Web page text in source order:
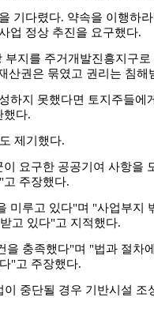
기다렸다. 약속을 이행하
업 정상 추진을 요구했다.
지를 주거개발진흥지구
산권은 묶였고 권리는 침해
지 못했다면 토지주들에
했다.
제기했다.
요구한 공공기여 사항을
주장했다.
미루고 있다"며 "사업부지
고 있다"고 지적했다.
충족했다"며 "법과 절차
"고 주장했다.
중단될 경우 기반시설 조